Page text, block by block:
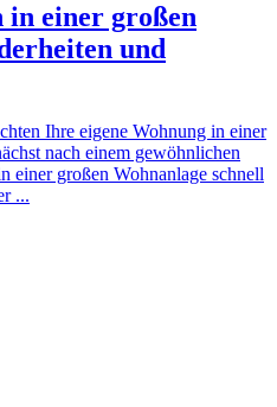
in einer großen
und
Ihre eigene Wohnung in einer
nach einem gewöhnlichen
großen Wohnanlage schnell
...